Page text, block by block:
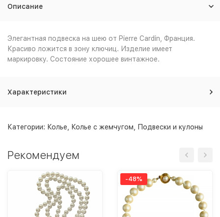
Описание
Элегантная подвеска на шею от Pierre Cardin, Франция.
Красиво ложится в зону ключиц. Изделие имеет
маркировку. Состояние хорошее винтажное.
Характеристики
Категории: Колье Колье с жемчугом Подвески и кулоны
Рекомендуем
-48%